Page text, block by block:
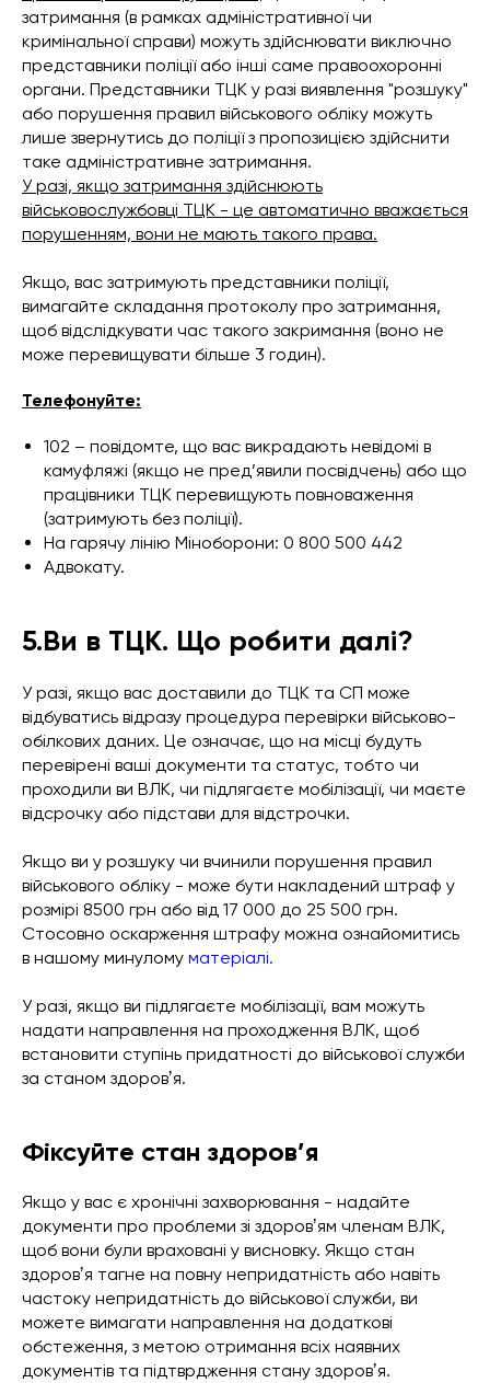
затримання (в рамках адміністративної чи
кримінальної справи) можуть здійснювати виключно
представники поліції або інші саме правоохоронні
органи. Представники ТЦК у разі виявлення "розшуку"
або порушення правил військового обліку можуть
лише звернутись до поліції з пропозицією здійснити
таке адміністративне затримання.
У разі, якщо затримання здійснюють
військовослужбовці ТЦК - це автоматично вважається
порушенням, вони не мають такого права.
Якщо, вас затримують представники поліції,
вимагайте складання протоколу про затримання,
щоб відслідкувати час такого закримання (воно не
може перевищувати більше 3 годин).
Телефонуйте:
102 – повідомте, що вас викрадають невідомі в
камуфляжі (якщо не пред’явили посвідчень) або що
працівники ТЦК перевищують повноваження
(затримують без поліції).
На гарячу лінію Міноборони: 0 800 500 442
Адвокату.
5.Ви в ТЦК. Що робити далі?
У разі, якщо вас доставили до ТЦК та СП може
відбуватись відразу процедура перевірки військово-
обілкових даних. Це означає, що на місці будуть
перевірені ваші документи та статус, тобто чи
проходили ви ВЛК, чи підлягаєте мобілізації, чи маєте
відсрочку або підстави для відстрочки.
Якщо ви у розшуку чи вчинили порушення правил
військового обліку - може бути накладений штраф у
розмірі 8500 грн або від 17 000 до 25 500 грн.
Стосовно оскарження штрафу можна ознайомитись
в нашому минулому матеріалі.
У разі, якщо ви підлягаєте мобілізації, вам можуть
надати направлення на проходження ВЛК, щоб
встановити ступінь придатності до військової служби
за станом здоровʼя.
Фіксуйте стан здоров’я
Якщо у вас є хронічні захворювання - надайте
документи про проблеми зі здоровʼям членам ВЛК,
щоб вони були враховані у висновку. Якщо стан
здоровʼя тагне на повну непридатність або навіть
частоку непридатність до військової служби, ви
можете вимагати направлення на додаткові
обстеження, з метою отримання всіх наявних
документів та підтврдження стану здоровʼя.